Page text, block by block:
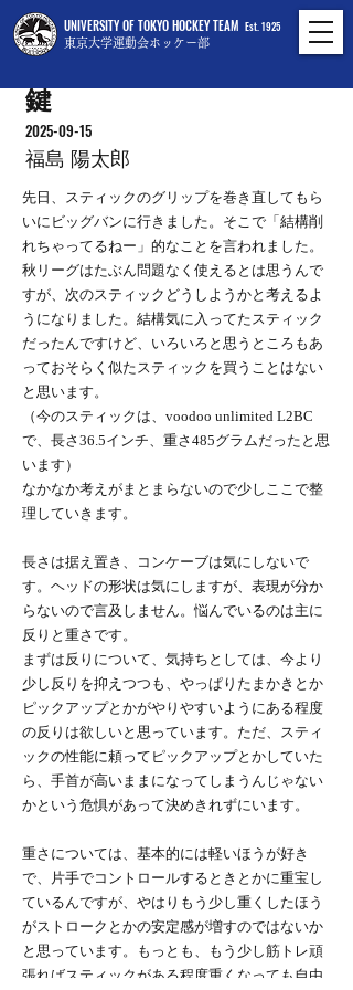
UNIVERSITY OF TOKYO HOCKEY TEAM
東京大学運動会ホッケー部
Est. 1925
鍵
2025-09-15
福島 陽太郎
先日、スティックのグリップを巻き直してもら
いにビッグバンに行きました。そこで「結構削
れちゃってるねー」的なことを言われました。
秋リーグはたぶん問題なく使えるとは思うんで
すが、次のスティックどうしようかと考えるよ
うになりました。結構気に入ってたスティック
だったんですけど、いろいろと思うところもあ
っておそらく似たスティックを買うことはない
と思います。
（今のスティックは、voodoo unlimited L2BC
で、長さ36.5インチ、重さ485グラムだったと思
います）
なかなか考えがまとまらないので少しここで整
理していきます。
長さは据え置き、コンケーブは気にしないで
す。ヘッドの形状は気にしますが、表現が分か
らないので言及しません。悩んでいるのは主に
反りと重さです。
まずは反りについて、気持ちとしては、今より
少し反りを抑えつつも、やっぱりたまかきとか
ピックアップとかがやりやすいようにある程度
の反りは欲しいと思っています。ただ、スティ
ックの性能に頼ってピックアップとかしていた
ら、手首が高いままになってしまうんじゃない
かという危惧があって決めきれずにいます。
重さについては、基本的には軽いほうが好き
で、片手でコントロールするときとかに重宝し
ているんですが、やはりもう少し重くしたほう
がストロークとかの安定感が増すのではないか
と思っています。もっとも、もう少し筋トレ頑
張ればスティックがある程度重くなっても自由